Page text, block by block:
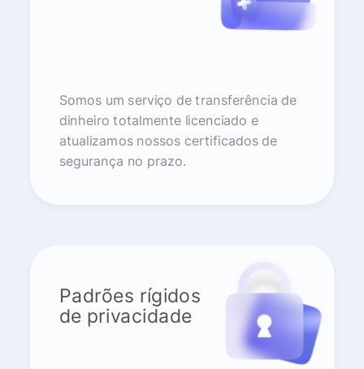
Somos um serviço de transferência de
dinheiro totalmente licenciado e
atualizamos nossos certificados de
segurança no prazo.
Padrões rígidos
de privacidade